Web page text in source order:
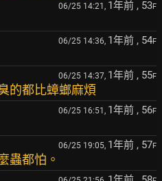
06/25 14:21, 1年前 , 53F
06/25 14:36, 1年前 , 54F
06/25 14:37, 1年前 , 55F
的都比蟑螂麻煩
06/25 16:51, 1年前 , 56F
06/25 19:05, 1年前 , 57F
蟲都怕。